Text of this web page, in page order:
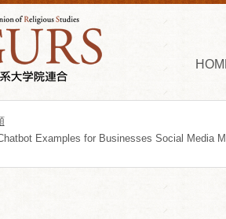
Examples for Businesses Social Media